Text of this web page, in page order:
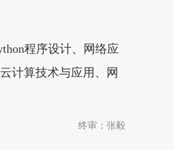
程序设计、网络应
计算技术与应用、网
终审：张毅